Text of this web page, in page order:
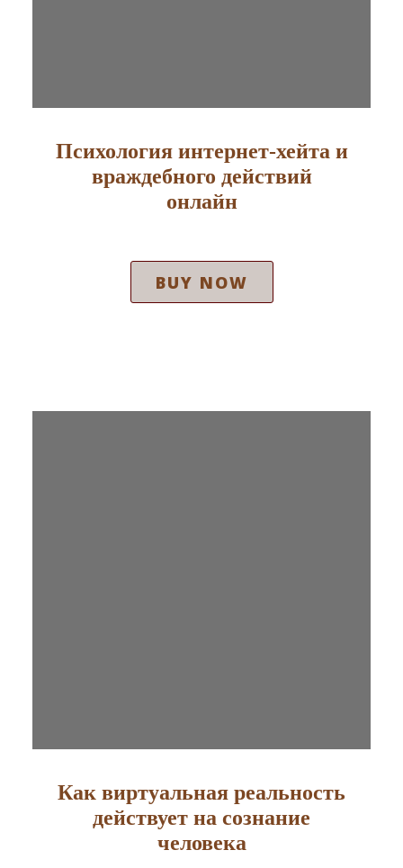
Психология интернет-хейта и
враждебного действий
онлайн
BUY NOW
Как виртуальная реальность
действует на сознание
человека